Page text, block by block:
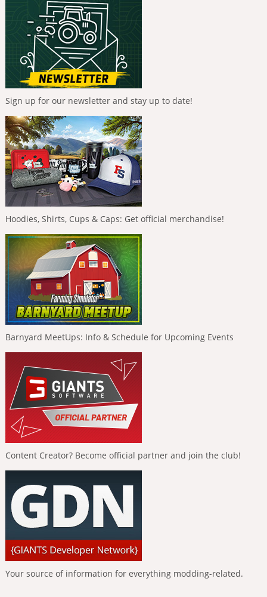
Sign up for our newsletter and stay up to date!
Hoodies, Shirts, Cups & Caps: Get official merchandise!
Barnyard MeetUps: Info & Schedule for Upcoming Events
Content Creator? Become official partner and join the club!
Your source of information for everything modding-related.